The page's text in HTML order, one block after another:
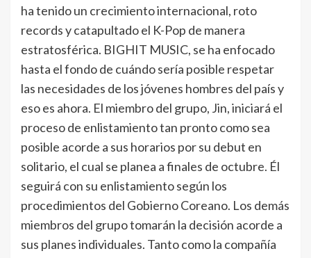
ha tenido un crecimiento internacional, roto
records y catapultado el K-Pop de manera
estratosférica. BIGHIT MUSIC, se ha enfocado
hasta el fondo de cuándo sería posible respetar
las necesidades de los jóvenes hombres del país y
eso es ahora. El miembro del grupo, Jin, iniciará el
proceso de enlistamiento tan pronto como sea
posible acorde a sus horarios por su debut en
solitario, el cual se planea a finales de octubre. Él
seguirá con su enlistamiento según los
procedimientos del Gobierno Coreano. Los demás
miembros del grupo tomarán la decisión acorde a
sus planes individuales. Tanto como la compañía